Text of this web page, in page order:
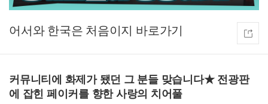
어서와 한국은 처음이지
커뮤니티에 화제가 됐던 그 분들 맞습니다★ 전광판
에 잡힌 페이커를 향한 사랑의 치어풀